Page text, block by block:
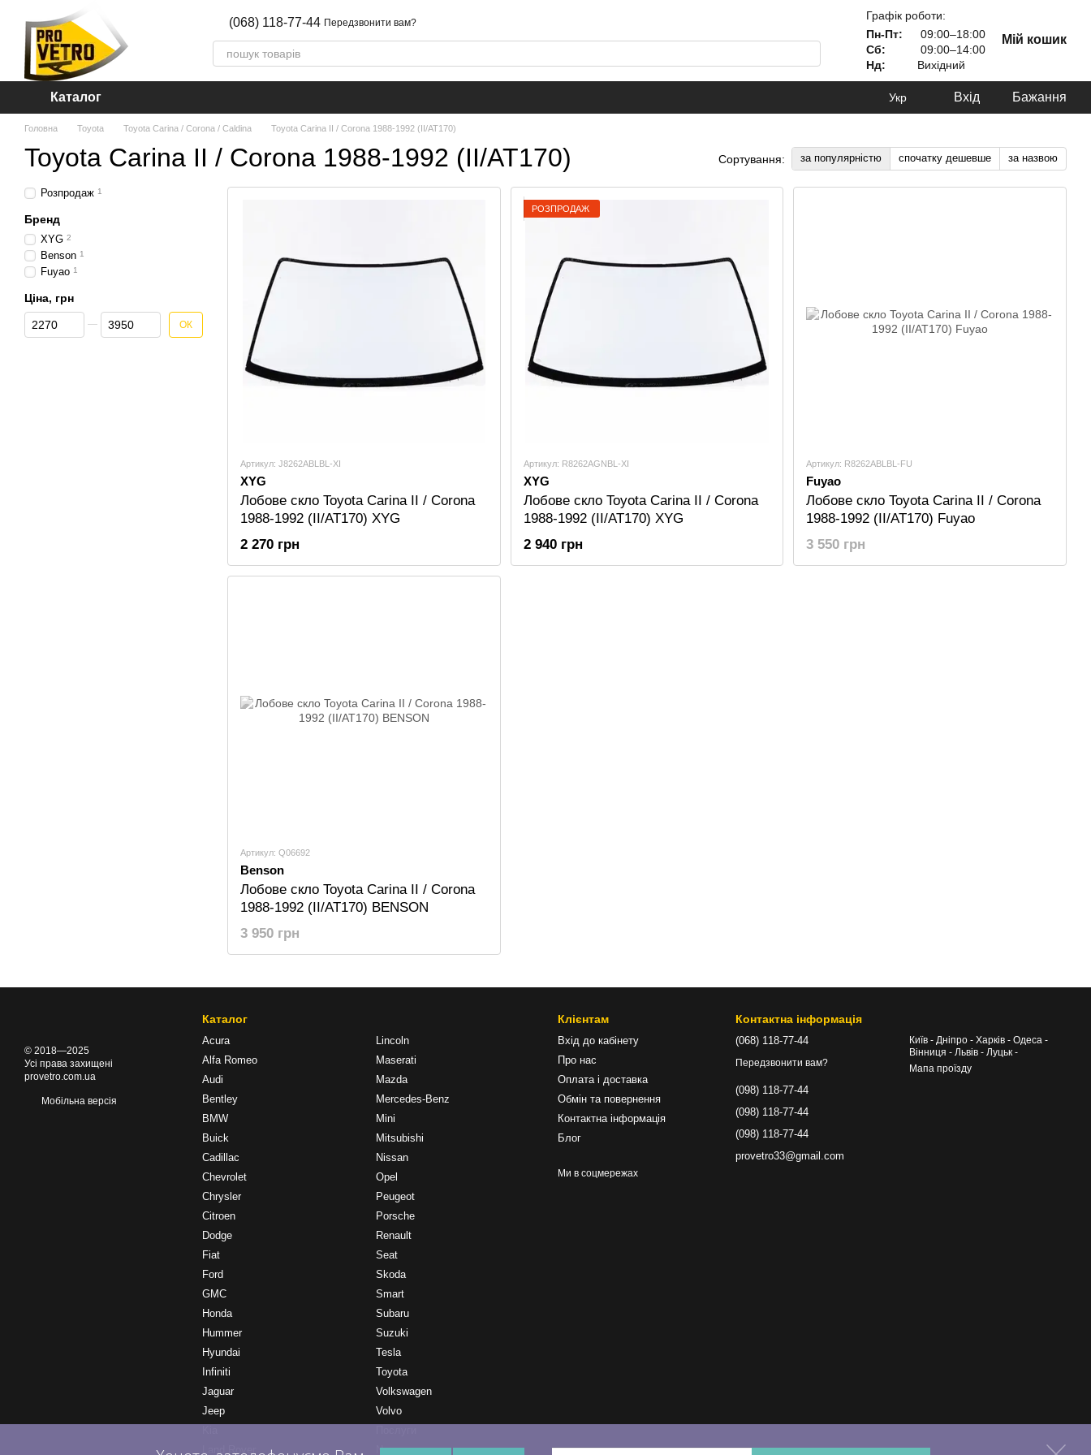
Перейти до основного контенту
(068) 118-77-44 Передзвонити вам?
Графік роботи:
Пн-Пт:
09:00–18:00
Сб:
09:00–14:00
Нд:
Вихідний
Мій кошик
Каталог Укр Вхід Бажання
Головна Toyota Toyota Carina / Corona / Caldina Toyota Carina II / Corona 1988-1992 (II/AT170)
Toyota Carina II / Corona 1988-1992 (II/AT170) Сортування: за популярністю спочатку дешевше за назвою
Артикул: J8262ABLBL-XI
XYG
Лобове скло Toyota Carina II / Corona
1988-1992 (II/AT170) XYG
2 270 грн
РОЗПРОДАЖ
Артикул: R8262AGNBL-XI
XYG
Лобове скло Toyota Carina II / Corona
1988-1992 (II/AT170) XYG
2 940 грн
Артикул: R8262ABLBL-FU
Fuyao
Лобове скло Toyota Carina II / Corona
1988-1992 (II/AT170) Fuyao
3 550 грн
Артикул: Q06692
Benson
Лобове скло Toyota Carina II / Corona
1988-1992 (II/AT170) BENSON
3 950 грн
Розпродаж 1
Бренд
XYG 2
Benson 1
Fuyao 1
Ціна, грн
Від Ціна, грн
До Ціна, грн ОК
© 2018—2025
Усі права захищені
provetro.com.ua
Мобільна версія
Каталог
Acura
Alfa Romeo
Audi
Bentley
BMW
Buick
Cadillac
Chevrolet
Chrysler
Citroen
Dodge
Fiat
Ford
GMC
Honda
Hummer
Hyundai
Infiniti
Jaguar
Jeep
Lincoln
Maserati
Mazda
Mercedes-Benz
Mini
Mitsubishi
Nissan
Opel
Peugeot
Porsche
Renault
Seat
Skoda
Smart
Subaru
Suzuki
Tesla
Toyota
Volkswagen
Volvo
New
Клієнтам
Вхід до кабінету
Про нас
Оплата і доставка
Обмін та повернення
Контактна інформація
Блог
Ми в соцмережах
Контактна інформація
(068) 118-77-44
Передзвонити вам?
(098) 118-77-44
(098) 118-77-44
(098) 118-77-44
provetro33@gmail.com
Київ - Дніпро - Харків - Одеса -
Вінниця - Львів - Луцьк -
Мапа проїзду